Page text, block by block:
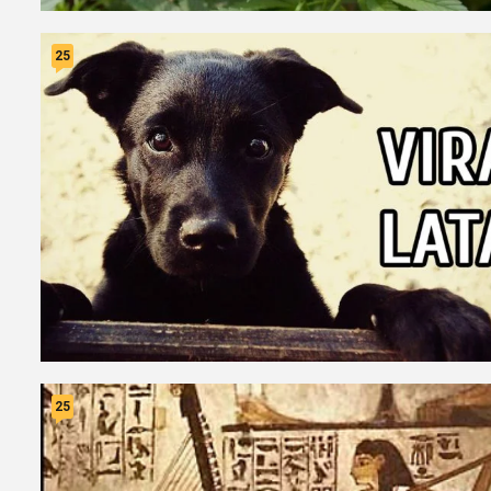
25
25